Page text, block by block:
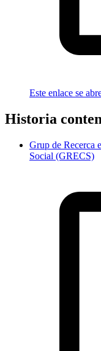
Este enlace se
Historia
Grup de Recerca
Social (GRECS)